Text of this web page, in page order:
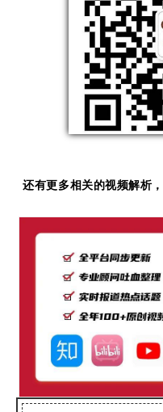
还有更多相关的视频解析